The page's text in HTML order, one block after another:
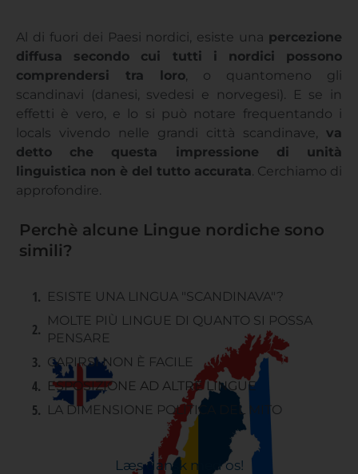
Al di fuori dei Paesi nordici, esiste una percezione
diffusa secondo cui tutti i nordici possono
comprendersi tra loro, o quantomeno gli
scandinavi (danesi, svedesi e norvegesi). E se in
effetti è vero, e lo si può notare frequentando i
locals vivendo nelle grandi città scandinave, va
detto che questa impressione di unità
linguistica non è del tutto accurata. Cerchiamo di
approfondire.
Perchè alcune Lingue nordiche sono
simili?
ESISTE UNA LINGUA "SCANDINAVA"?
MOLTE PIÙ LINGUE DI QUANTO SI POSSA
PENSARE
CAPIRSI NON È FACILE
ESPOSIZIONE AD ALTRE LINGUE
LA DIMENSIONE POLITICA DEL MITO
Læs dansk med os!